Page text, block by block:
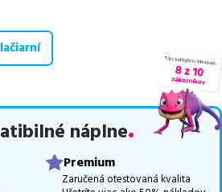
náplní
cenovo výhodnejšie alternatívy,
tlače
triedach
, medzi ktoré patríšpičková
spĺňajúca normy ISO 9001 a 14001,
Najlacnejší produktu nás nájdete
dôležitú úlohu aj dostupnosť. Preto
náplne
Premium
Zaručená otestovaná kvalita